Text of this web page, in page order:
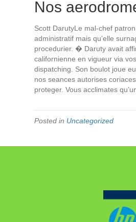
Nos
Scott DarutyLe mal-chef
administratif mais qu’elle
procedurier. � Daruty avait
californienne en vigueur via
dispatching. Son boulot joue
nos seances autorises
proteger. Vous acclimates
Posted in Uncategorized